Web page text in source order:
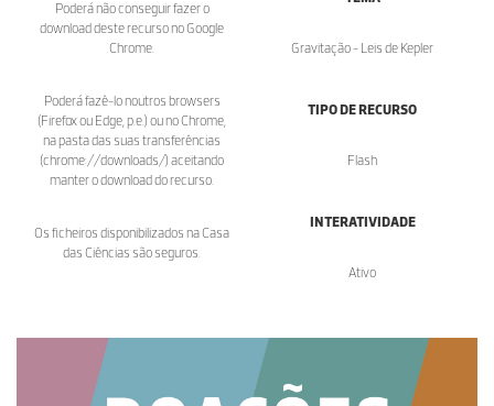
Poderá não conseguir fazer o
download deste recurso no Google
Chrome.
Poderá fazê-lo noutros browsers
(Firefox ou Edge, p.e.) ou no Chrome,
na pasta das suas transferências
(chrome://downloads/) aceitando
manter o download do recurso.
Os ficheiros disponibilizados na Casa
das Ciências são seguros.
Gravitação - Leis de Kepler
TIPO DE RECURSO
Flash
INTERATIVIDADE
Ativo